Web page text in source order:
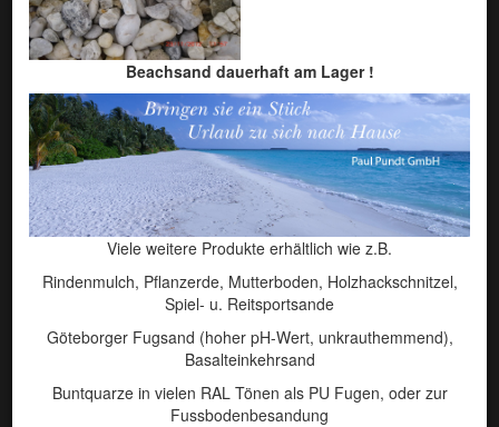
Vorname*
Postleitzahl
Wohnort
Betreff
Beachsand dauerhaft am Lager !
Viele weitere Produkte erhältlich wie z.B.
Rindenmulch, Pflanzerde, Mutterboden, Holzhackschnitzel,
Spiel- u. Reitsportsande
Göteborger Fugsand (hoher pH-Wert, unkrauthemmend),
Basalteinkehrsand
Buntquarze in vielen RAL Tönen als PU Fugen, oder zur
Fussbodenbesandung